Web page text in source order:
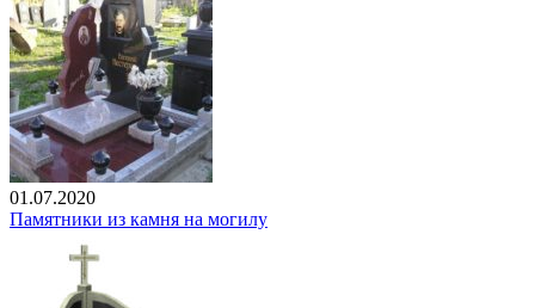
01.07.2020
Памятники из камня на могилу